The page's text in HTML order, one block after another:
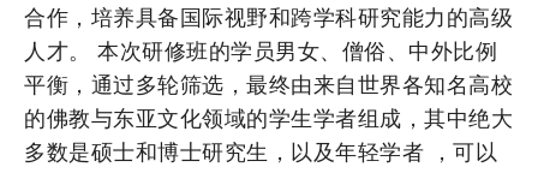
合作，培养具备国际视野和跨学科研究能力的高级
人才。 本次研修班的学员男女、僧俗、中外比例
平衡，通过多轮筛选，最终由来自世界各知名高校
的佛教与东亚文化领域的学生学者组成，其中绝大
多数是硕士和博士研究生，以及年轻学者 ，可以